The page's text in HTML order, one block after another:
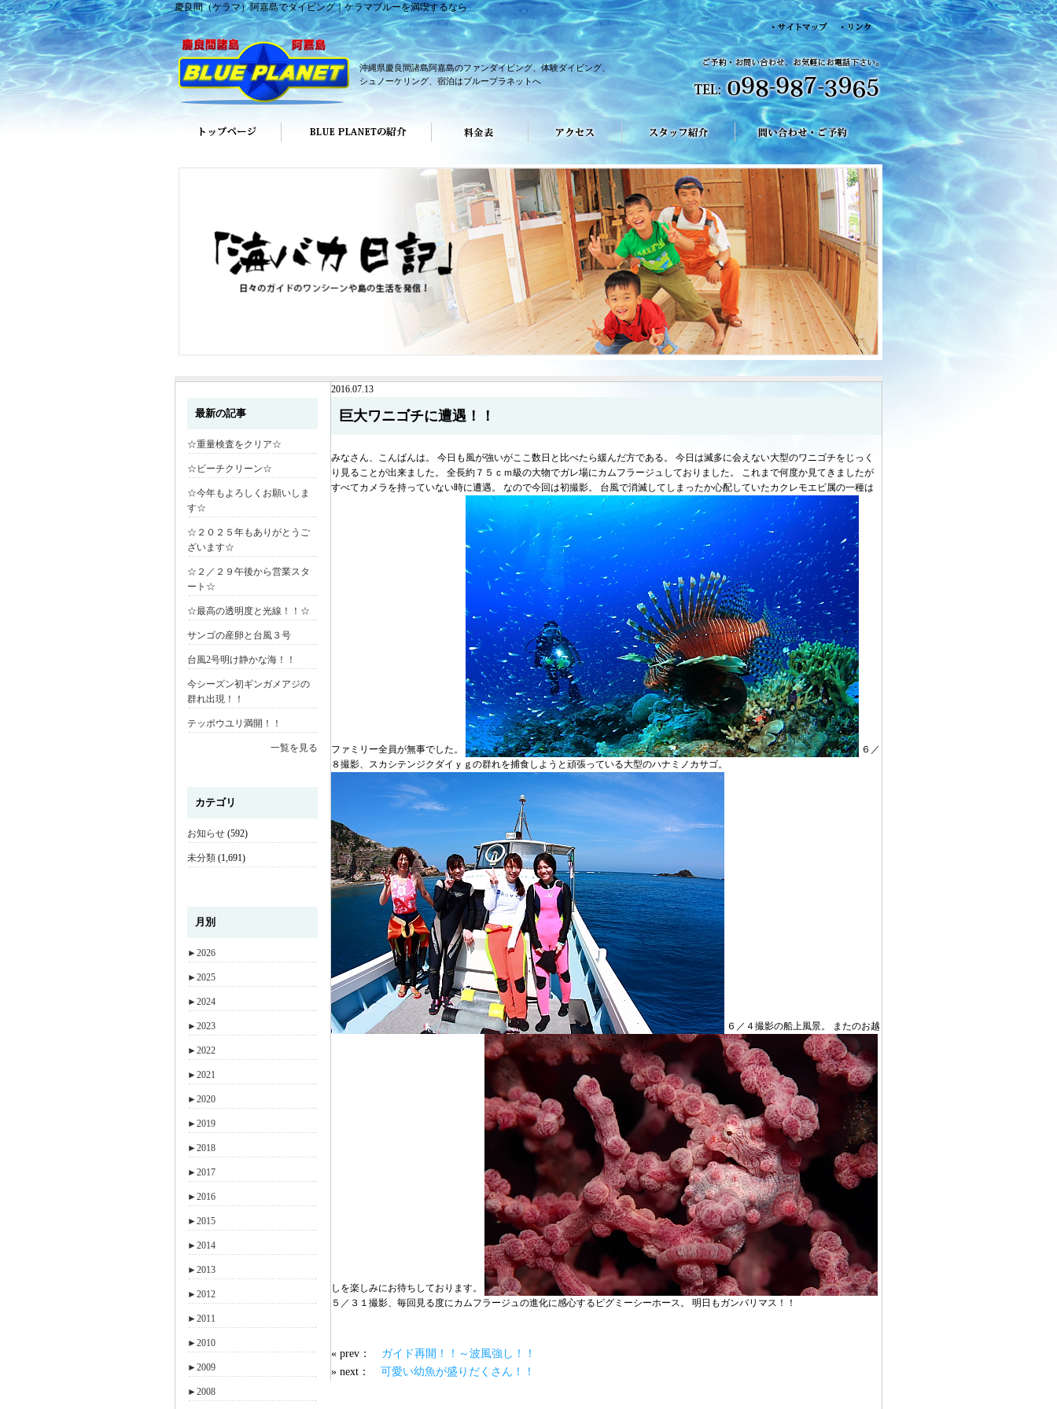
慶良間（ケラマ）阿嘉島でダイビング｜ケラマブルーを満喫するなら
沖縄県慶良間諸島阿嘉島のファンダイビング、体験ダイビング、
シュノーケリング、宿泊はブループラネットへ
最新の記事
☆重量検査をクリア☆
☆ビーチクリーン☆
☆今年もよろしくお願いしま
す☆
☆２０２５年もありがとうご
ざいます☆
☆２／２９午後から営業スタ
ート☆
☆最高の透明度と光線！！☆
サンゴの産卵と台風３号
台風2号明け静かな海！！
今シーズン初ギンガメアジの
群れ出現！！
テッポウユリ満開！！
一覧を見る
カテゴリ
お知らせ (592)
未分類 (1,691)
月別
►2026
►2025
►2024
►2023
►2022
►2021
►2020
►2019
►2018
►2017
►2016
►2015
►2014
►2013
►2012
►2011
►2010
►2009
►2008
2016.07.13
巨大ワニゴチに遭遇！！
みなさん、こんばんは。 今日も風が強いがここ数日と比べたら緩んだ方である。 今日は滅多に会えない大型のワニゴチをじっく
り見ることが出来ました。 全長約７５ｃｍ級の大物でガレ場にカムフラージュしておりました。 これまで何度か見てきましたが
すべてカメラを持っていない時に遭遇。 なので今回は初撮影。 台風で消滅してしまったか心配していたカクレモエビ属の一種は
ファミリー全員が無事でした。
６／
８撮影、スカシテンジクダイｙｇの群れを捕食しようと頑張っている大型のハナミノカサゴ。
６／４撮影の船上風景。 またのお越
しを楽しみにお待ちしております。
５／３１撮影、毎回見る度にカムフラージュの進化に感心するピグミーシーホース。 明日もガンバリマス！！
« prev： ガイド再開！！～波風強し！！
» next： 可愛い幼魚が盛りだくさん！！